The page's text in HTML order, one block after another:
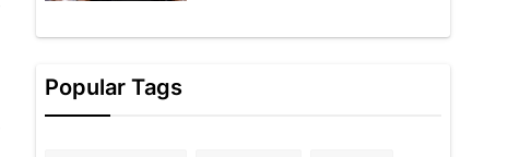
Popular Tags